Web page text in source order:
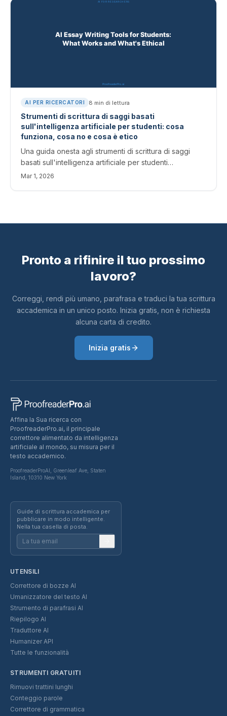
AI PER RICERCATORI 8 min di lettura
Strumenti di scrittura di saggi basati
sull'intelligenza artificiale per studenti: cosa
funziona, cosa no e cosa è etico
Una guida onesta agli strumenti di scrittura di saggi
basati sull'intelligenza artificiale per studenti
universitari. Copre quali strumenti aiutano a migliorare
Mar 1, 2026
Pronto a rifinire il tuo prossimo
lavoro?
Correggi, rendi più umano, parafrasa e traduci la tua scrittura
accademica in un unico posto. Inizia gratis, non è richiesta
alcuna carta di credito.
Inizia gratis
Affina la Sua ricerca con
ProofreaderPro.ai, il principale
correttore alimentato da intelligenza
artificiale al mondo, su misura per il
testo accademico.
ProofreaderProAI, Greenleaf Ave, Staten
Island, 10310 New York
Guide di scrittura accademica per
pubblicare in modo intelligente.
Nella tua casella di posta.
UTENSILI
Correttore di bozze AI
Umanizzatore del testo AI
Strumento di parafrasi AI
Riepilogo AI
Traduttore AI
Humanizer API
Tutte le funzionalità
STRUMENTI GRATUITI
Rimuovi trattini lunghi
Conteggio parole
Correttore di grammatica